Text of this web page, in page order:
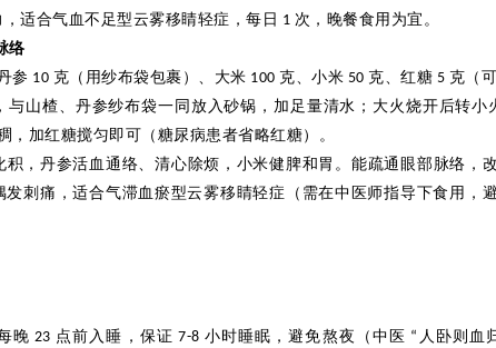
适合气血不足型云雾移睛轻症，每日 1 次，晚餐食用为宜。
络
参 10 克（用纱布袋包裹）、大米 100 克、小米 50 克、红糖 5 克（
与山楂、丹参纱布袋一同放入砂锅，加足量清水；大火烧开后转小
，加红糖搅匀即可（糖尿病患者省略红糖）。
积，丹参活血通络、清心除烦，小米健脾和胃。能疏通眼部脉络，
发刺痛，适合气滞血瘀型云雾移睛轻症（需在中医师指导下食用，
晚 23 点前入睡，保证 7-8 小时睡眠，避免熬夜（中医 “ 人卧则血